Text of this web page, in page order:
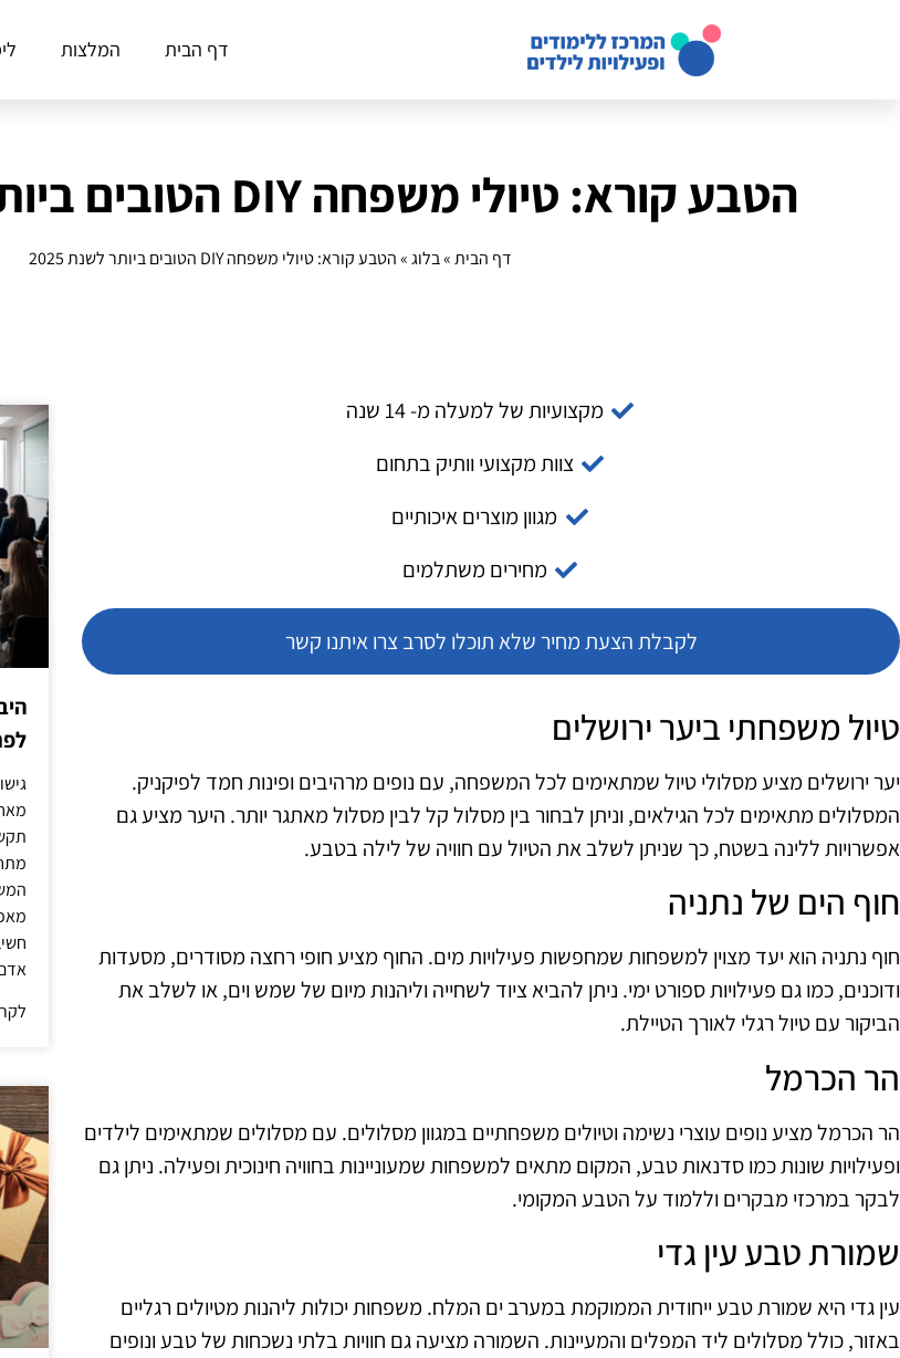
דף הבית המלצות
הטבע קורא: טיולי משפחה DIY הטובים ביותר לשנת 2025
דף הבית»בלוג»הטבע קורא: טיולי משפחה DIY הטובים ביותר לשנת 2025
מקצועיות של למעלה מ- 14 שנה
צוות מקצועי וותיק בתחום
מגוון מוצרים איכותיים
מחירים משתלמים
לקבלת הצעת מחיר שלא תוכלו לסרב צרו איתנו קשר
טיול משפחתי ביער ירושלים
יער ירושלים מציע מסלולי טיול שמתאימים לכל המשפחה, עם נופים מרהיבים ופינות חמד לפיקניק.
המסלולים מתאימים לכל הגילאים, וניתן לבחור בין מסלול קל לבין מסלול מאתגר יותר. היער מציע גם
אפשרויות ללינה בשטח, כך שניתן לשלב את הטיול עם חוויה של לילה בטבע.
חוף הים של נתניה
חוף נתניה הוא יעד מצוין למשפחות שמחפשות פעילויות מים. החוף מציע חופי רחצה מסודרים, מסעדות
ודוכנים, כמו גם פעילויות ספורט ימי. ניתן להביא ציוד לשחייה וליהנות מיום של שמש וים, או לשלב את
הביקור עם טיול רגלי לאורך הטיילת.
הר הכרמל
הר הכרמל מציע נופים עוצרי נשימה וטיולים משפחתיים במגוון מסלולים. עם מסלולים שמתאימים לילדים
ופעילויות שונות כמו סדנאות טבע, המקום מתאים למשפחות שמעוניינות בחוויה חינוכית ופעילה. ניתן גם
לבקר במרכזי מבקרים וללמוד על הטבע המקומי.
שמורת טבע עין גדי
עין גדי היא שמורת טבע ייחודית הממוקמת במערב ים המלח. משפחות יכולות ליהנות מטיולים רגליים
באזור, כולל מסלולים ליד המפלים והמעיינות. השמורה מציעה גם חוויות בלתי נשכחות של טבע ונופים